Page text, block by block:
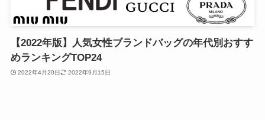
【2022年版】人気女性ブランドバッグの年代別おすす
めランキングTOP24
2022年4月20日 2022年9月15日